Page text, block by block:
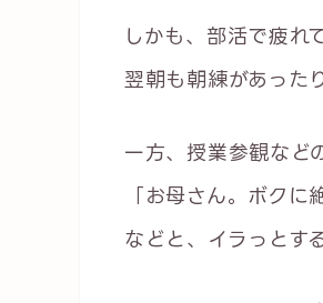
しかも、部活で疲れ
翌朝も朝練があった
一方、授業参観など
「お母さん。ボクに
などと、イラっとす